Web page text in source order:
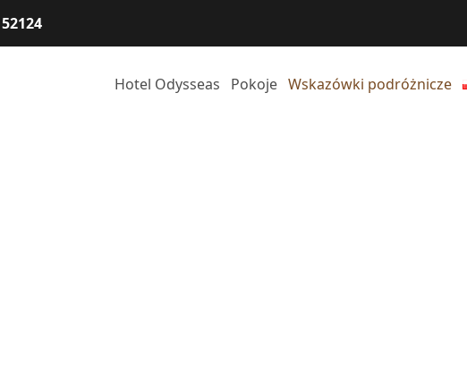
Hotel Odysseas Pokoje Wskazówki podróżnicze